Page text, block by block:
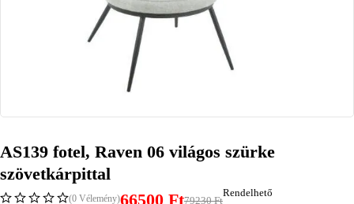
AS139 fotel, Raven 06 világos szürke
szövetkárpittal
(0 Vélemény) 79230Ft
66500 Ft Rendelhető